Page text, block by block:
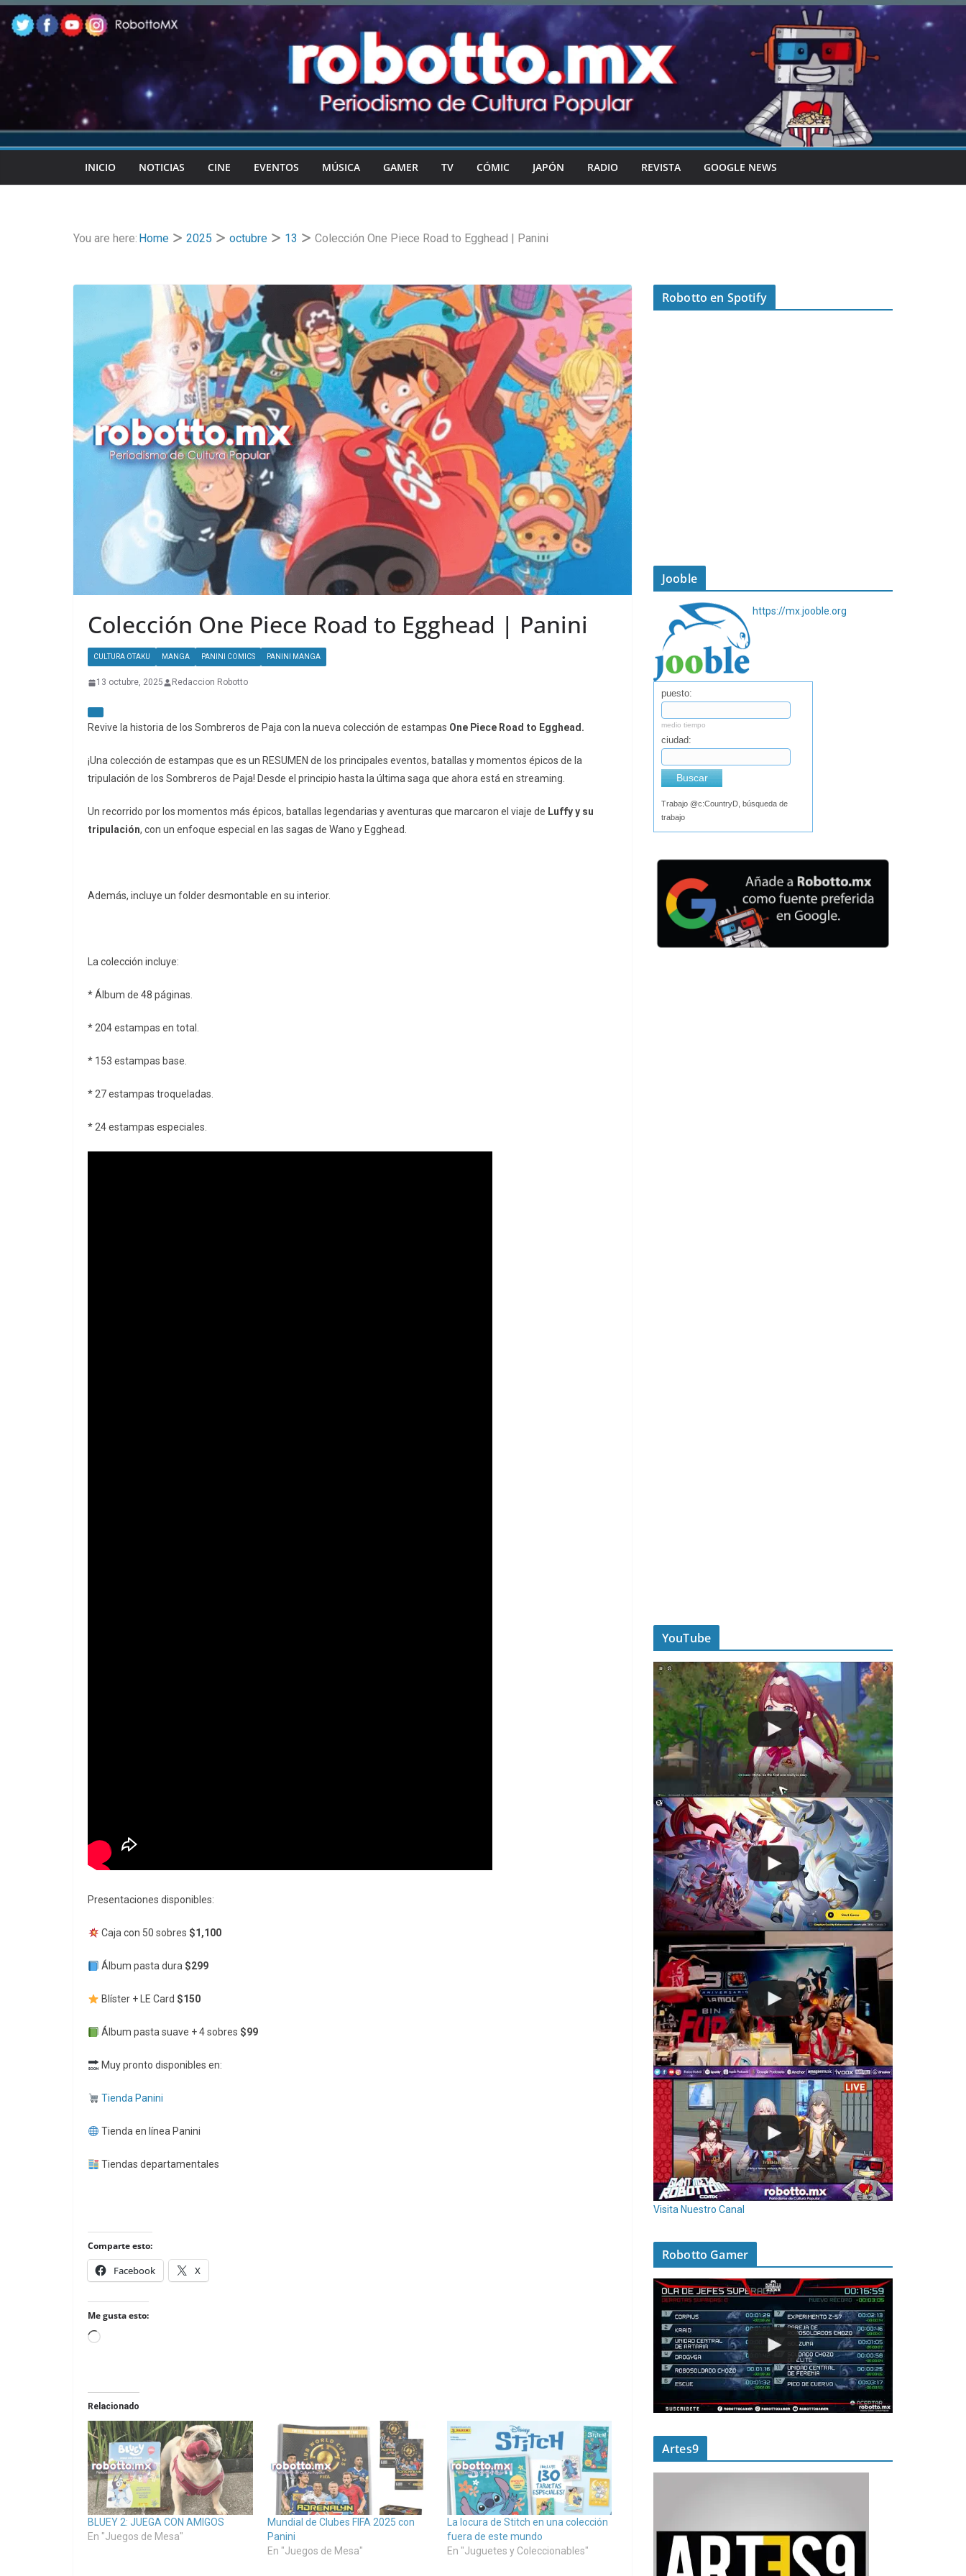
Skip
to
content
INICIO NOTICIAS CINE EVENTOS MÚSICA GAMER TV CÓMIC JAPÓN RADIO REVISTA GOOGLE NEWS
You are here: Home 2025 octubre 13 Colección One Piece Road to Egghead | Panini
Colección One Piece Road to Egghead | Panini
CULTURA OTAKU MANGA PANINI COMICS PANINI MANGA
13 octubre, 2025 Redaccion Robotto
Revive la historia de los Sombreros de Paja con la nueva colección de estampas One Piece Road to Egghead.
¡Una colección de estampas que es un RESUMEN de los principales eventos, batallas y momentos épicos de la
tripulación de los Sombreros de Paja! Desde el principio hasta la última saga que ahora está en streaming.
Un recorrido por los momentos más épicos, batallas legendarias y aventuras que marcaron el viaje de Luffy y su
tripulación, con un enfoque especial en las sagas de Wano y Egghead.
Además, incluye un folder desmontable en su interior.
La colección incluye:
* Álbum de 48 páginas.
* 204 estampas en total.
* 153 estampas base.
* 27 estampas troqueladas.
* 24 estampas especiales.
Presentaciones disponibles:
Caja con 50 sobres $1,100
Álbum pasta dura $299
Blíster + LE Card $150
Álbum pasta suave + 4 sobres $99
Muy pronto disponibles en:
Tienda Panini
Tienda en línea Panini
Tiendas departamentales
Comparte esto:
Facebook X
Me gusta esto:
Loading…
Relacionado
BLUEY 2: JUEGA CON AMIGOS
En "Juegos de Mesa"
Mundial de Clubes FIFA 2025 con
Panini
En "Juegos de Mesa"
La locura de Stitch en una colección
fuera de este mundo
En "Juguetes y Coleccionables"
Robotto en Spotify
Jooble
https://mx.jooble.org
puesto:
medio tiempo
ciudad:
Buscar
Trabajo @c:CountryD, búsqueda de
trabajo
YouTube
Visita Nuestro Canal
Robotto Gamer
Artes9